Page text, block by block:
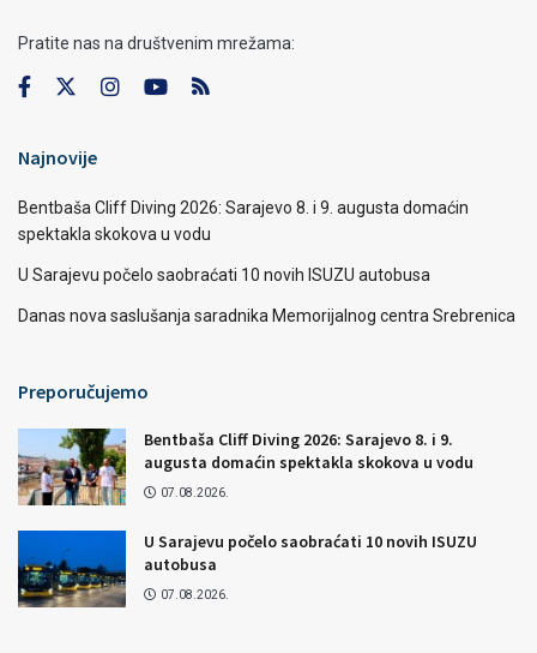
Pratite nas na društvenim mrežama:
Najnovije
Bentbaša Cliff Diving 2026: Sarajevo 8. i 9. augusta domaćin
spektakla skokova u vodu
U Sarajevu počelo saobraćati 10 novih ISUZU autobusa
Danas nova saslušanja saradnika Memorijalnog centra Srebrenica
Preporučujemo
Bentbaša Cliff Diving 2026: Sarajevo 8. i 9.
augusta domaćin spektakla skokova u vodu
07.08.2026.
U Sarajevu počelo saobraćati 10 novih ISUZU
autobusa
07.08.2026.